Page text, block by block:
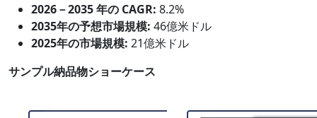
2026－2035 年の CAGR: 8.2%
2035年の予想市場規模: 46億米ドル
2025年の市場規模: 21億米ドル
サンプル納品物ショーケース